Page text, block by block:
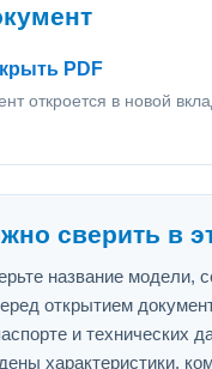
PDF
откроется в новой
сверить в
название модели,
открытием
и технических
характеристики,